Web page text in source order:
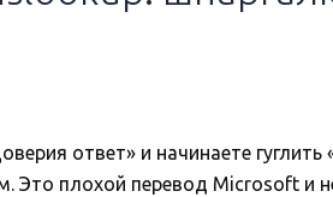
ответ» и начинаете гуглить
Это плохой перевод Microsoft и